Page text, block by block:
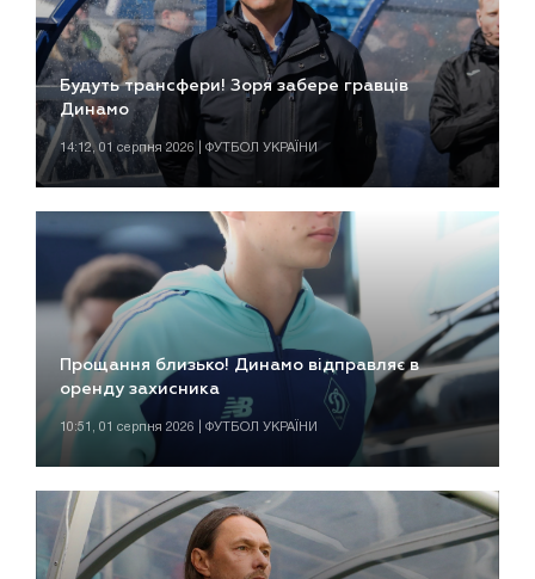
Будуть трансфери! Зоря забере гравців
Динамо
14:12, 01 серпня 2026 | ФУТБОЛ УКРАЇНИ
Прощання близько! Динамо відправляє в
оренду захисника
10:51, 01 серпня 2026 | ФУТБОЛ УКРАЇНИ